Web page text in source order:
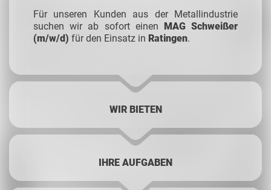
Für unseren Kunden aus der Metallindustrie
suchen wir ab sofort einen MAG Schweißer
(m/w/d) für den Einsatz in Ratingen.
WIR BIETEN
IHRE AUFGABEN